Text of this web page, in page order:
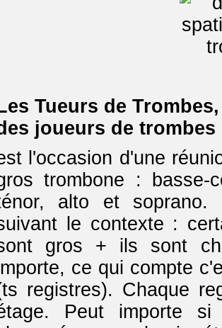
Tueurs de
joueurs de trombes
l'occasion d'une
trombone : basse-
alto et soprano.
le contexte :
gros + ils sont
ce qui compte
registres). Chaque
Peut importe